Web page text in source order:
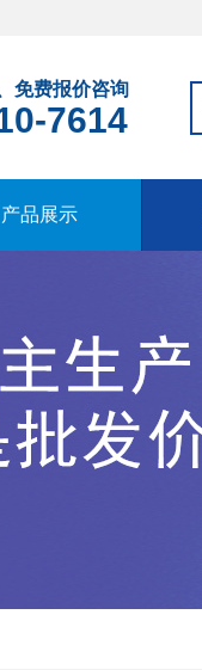
免费报价咨询
7614
产品展示